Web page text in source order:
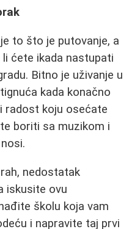
to što je putovanje, a
ćete ikada nastupati
Bitno je uživanje u
kada konačno
radost koju osećate
boriti sa muzikom i
nedostatak
iskusite ovu
školu koja vam
i napravite taj prvi